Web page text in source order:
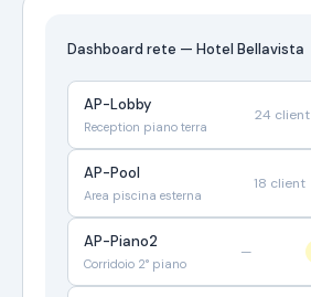
Dashboard rete — Hotel Bellavista
AP-Lobby
Reception piano terra
24 client
AP-Pool
Area piscina esterna
18 client
AP-Piano2
Corridoio 2° piano
—